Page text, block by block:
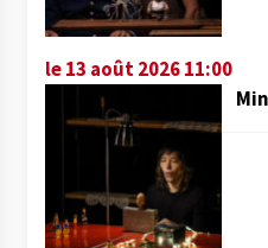
le 13 août 2026 11:00